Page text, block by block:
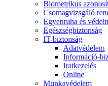
Biometrikus
Csomagvizsgáló
Egyenruha és
Egészségbiztonság
IT-biztonság
Adatvédelem
Információ-
Iratkezelés
Online
Munkavédelem